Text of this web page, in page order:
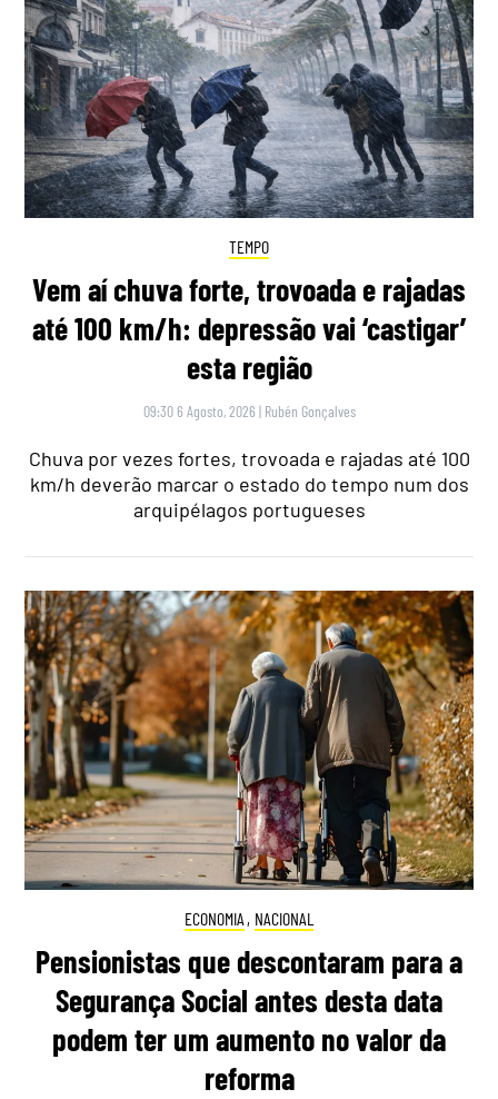
TEMPO
Vem aí chuva forte, trovoada e rajadas
até 100 km/h: depressão vai ‘castigar’
esta região
09:30 6 Agosto, 2026 | Rubén Gonçalves
Chuva por vezes fortes, trovoada e rajadas até 100
km/h deverão marcar o estado do tempo num dos
arquipélagos portugueses
ECONOMIA , NACIONAL
Pensionistas que descontaram para a
Segurança Social antes desta data
podem ter um aumento no valor da
reforma